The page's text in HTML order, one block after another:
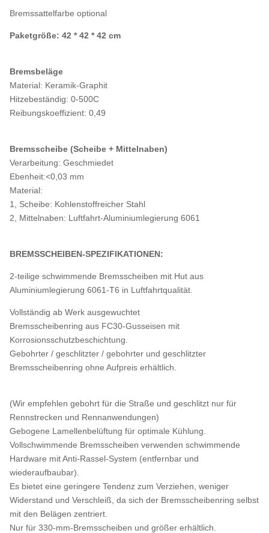
Bremssattelfarbe optional
Paketgröße: 42 * 42 * 42 cm
Bremsbeläge
Material: Keramik-Graphit
Hitzebeständig: 0-500C
Reibungskoeffizient: 0,49
Bremsscheibe (Scheibe + Mittelnaben)
Verarbeitung: Geschmiedet
Ebenheit:<0,03 mm
Material:
1, Scheibe: Kohlenstoffreicher Stahl
2, Mittelnaben: Luftfahrt-Aluminiumlegierung 6061
BREMSSCHEIBEN-SPEZIFIKATIONEN:
2-teilige schwimmende Bremsscheiben mit Hut aus
Aluminiumlegierung 6061-T6 in Luftfahrtqualität.
Vollständig ab Werk ausgewuchtet
Bremsscheibenring aus FC30-Gusseisen mit
Korrosionsschutzbeschichtung.
Gebohrter / geschlitzter / gebohrter und geschlitzter
Bremsscheibenring ohne Aufpreis erhältlich.
(Wir empfehlen gebohrt für die Straße und geschlitzt nur für
Rennstrecken und Rennanwendungen)
Gebogene Lamellenbelüftung für optimale Kühlung.
Vollschwimmende Bremsscheiben verwenden schwimmende
Hardware mit Anti-Rassel-System (entfernbar und
wiederaufbaubar).
Es bietet eine geringere Tendenz zum Verziehen, weniger
Widerstand und Verschleiß, da sich der Bremsscheibenring selbst
mit den Belägen zentriert.
Nur für 330-mm-Bremsscheiben und größer erhältlich.